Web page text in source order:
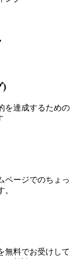
)
を達成するための
ページでのちょっ
無料でお受けして